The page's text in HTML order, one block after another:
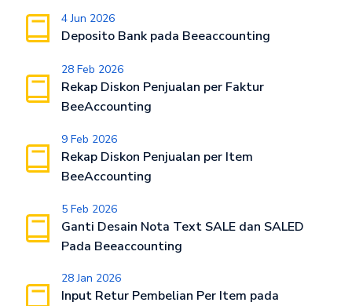
4 Jun 2026
Deposito Bank pada Beeaccounting
28 Feb 2026
Rekap Diskon Penjualan per Faktur
BeeAccounting
9 Feb 2026
Rekap Diskon Penjualan per Item
BeeAccounting
5 Feb 2026
Ganti Desain Nota Text SALE dan SALED
Pada Beeaccounting
28 Jan 2026
Input Retur Pembelian Per Item pada